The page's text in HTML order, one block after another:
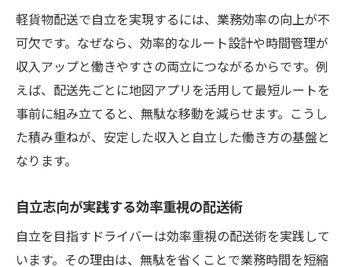
軽貨物配送で自立を実現するには、業務効率の向上が不
可欠です。なぜなら、効率的なルート設計や時間管理が
収入アップと働きやすさの両立につながるからです。例
えば、配送先ごとに地図アプリを活用して最短ルートを
事前に組み立てると、無駄な移動を減らせます。こうし
た積み重ねが、安定した収入と自立した働き方の基盤と
なります。
自立志向が実践する効率重視の配送術
自立を目指すドライバーは効率重視の配送術を実践して
います。その理由は、無駄を省くことで業務時間を短縮